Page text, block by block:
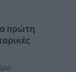
πρώτη